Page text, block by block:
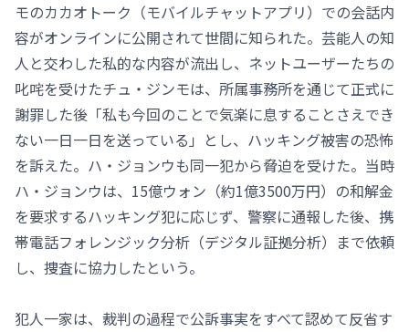
モのカカオトーク（モバイルチャットアプリ）での会話内
容がオンラインに公開されて世間に知られた。芸能人の知
人と交わした私的な内容が流出し、ネットユーザーたちの
叱咤を受けたチュ・ジンモは、所属事務所を通じて正式に
謝罪した後「私も今回のことで気楽に息することさえでき
ない一日一日を送っている」とし、ハッキング被害の恐怖
を訴えた。ハ・ジョンウも同一犯から脅迫を受けた。当時
ハ・ジョンウは、15億ウォン（約1億3500万円）の和解金
を要求するハッキング犯に応じず、警察に通報した後、携
帯電話フォレンジック分析（デジタル証拠分析）まで依頼
し、捜査に協力したという。
犯人一家は、裁判の過程で公訴事実をすべて認めて反省す